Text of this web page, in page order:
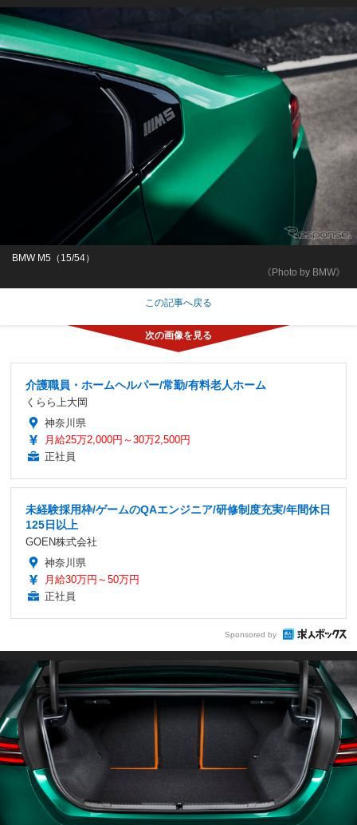
《Photo by BMW》
BMW M5（15/54）
この記事へ戻る
介護職員・ホームヘルパー/常勤/有料老人ホーム
くらら上大岡
神奈川県
月給25万2,000円～30万2,500円
正社員
未経験採用枠/ゲームのQAエンジニア/研修制度充実/年間休日
125日以上
GOEN株式会社
神奈川県
月給30万円～50万円
正社員
Sponsored by